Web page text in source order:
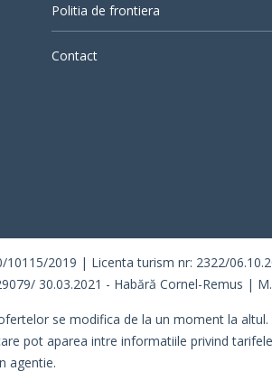
Politia de frontiera
Contact
10115/2019 | Licenta turism nr: 2322/
30.03.2021 - Habără Cornel-Remus |
se modifica de la un moment la
pot aparea intre informatiile privind
agentie.